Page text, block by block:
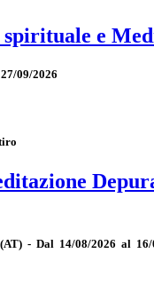
spirituale e
09/2026
(AT) - Dal 14/08/2026 al 16/